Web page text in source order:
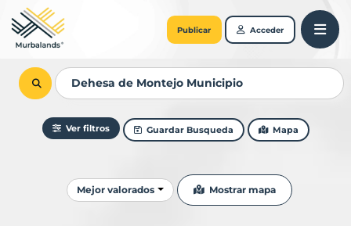
Publicar Acceder
Ver filtros Guardar Busqueda Mapa
Ordenar resultados
Mejor valorados Mostrar mapa